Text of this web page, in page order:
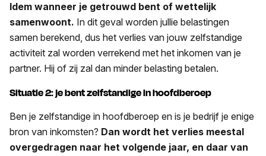
Idem wanneer je getrouwd bent of wettelijk
samenwoont. In dit geval worden jullie belastingen
samen berekend, dus het verlies van jouw zelfstandige
activiteit zal worden verrekend met het inkomen van je
partner. Hij of zij zal dan minder belasting betalen.
Situatie 2: je bent zelfstandige in hoofdberoep
Ben je zelfstandige in hoofdberoep en is je bedrijf je enige
bron van inkomsten? Dan wordt het verlies meestal
overgedragen naar het volgende jaar, en daar van